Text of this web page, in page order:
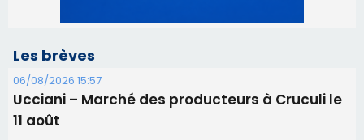
Corte – L’association A Nuciola organise une
projection sous les étoiles
06/08/2026 15:04
Alata - Soirée Tango Argentin au stade de San
Benedetto